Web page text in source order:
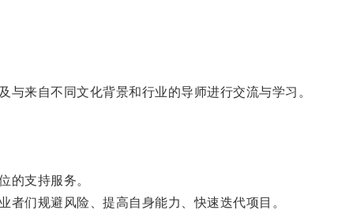
来自不同文化背景和行业的导师进行交流与学习。
支持服务。
们规避风险、提高自身能力、快速迭代项目。